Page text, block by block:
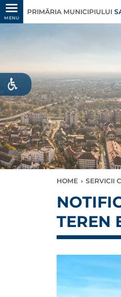
MENU
PRIMĂRIA MUNICIPIULUI
HOME › SERVICII
TEREN